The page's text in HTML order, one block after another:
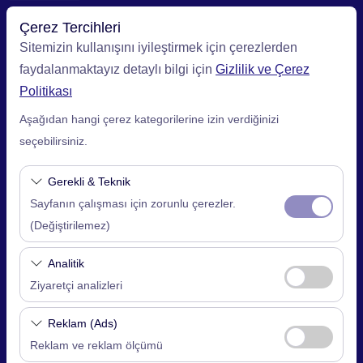
Çerez Tercihleri
Sitemizin kullanışını iyileştirmek için çerezlerden
faydalanmaktayız detaylı bilgi için Gizlilik ve Çerez
Politikası
Aşağıdan hangi çerez kategorilerine izin verdiğinizi
seçebilirsiniz.
Gerekli & Teknik
Sayfanın çalışması için zorunlu çerezler.
(Değiştirilemez)
Bu çerezler sitenin doğru şekilde çalışması,
güvenlik, oturum yönetimi ve temel işlevler için
gereklidir. Devre dışı bırakılamaz.
Analitik
Ziyaretçi analizleri
Bu çerezler, sitemizin nasıl kullanıldığını (ziyaretçi
sayısı, en çok ziyaret edilen sayfalar, kullanıcı
Reklam (Ads)
Reklam ve reklam ölçümü
Alış Lokasyonu
İstanbul Sabiha Gökçen Havalimanı (SAW)
Aracı farklı bir lokasyona bırakacağım
Alış Tarih & Saat
09:00
Bırakış Tarih & Saat